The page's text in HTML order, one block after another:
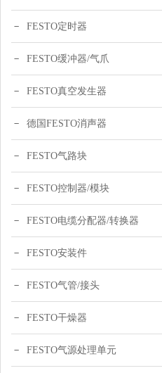
FESTO定时器
FESTO缓冲器/气爪
FESTO真空发生器
德国FESTO消声器
FESTO气路块
FESTO控制器/模块
FESTO电缆分配器/转换器
FESTO安装件
FESTO气管/接头
FESTO干燥器
FESTO气源处理单元